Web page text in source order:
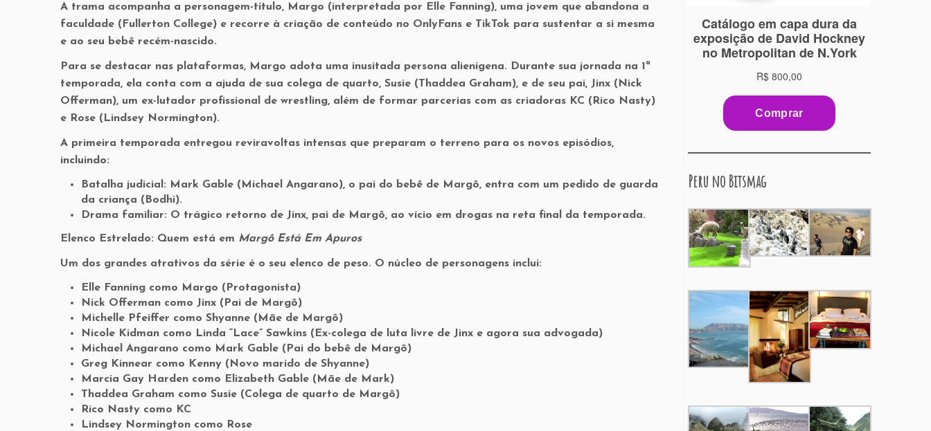
A trama acompanha a personagem-título, Margo (interpretada por Elle Fanning), uma jovem que abandona a
faculdade (Fullerton College) e recorre à criação de conteúdo no OnlyFans e TikTok para sustentar a si mesma
e ao seu bebê recém-nascido.
Para se destacar nas plataformas, Margo adota uma inusitada persona alienígena. Durante sua jornada na 1ª
temporada, ela conta com a ajuda de sua colega de quarto, Susie (Thaddea Graham), e de seu pai, Jinx (Nick
Offerman), um ex-lutador profissional de wrestling, além de formar parcerias com as criadoras KC (Rico Nasty)
e Rose (Lindsey Normington).
A primeira temporada entregou reviravoltas intensas que preparam o terreno para os novos episódios,
incluindo:
Batalha judicial: Mark Gable (Michael Angarano), o pai do bebê de Margô, entra com um pedido de guarda
da criança (Bodhi).
Drama familiar: O trágico retorno de Jinx, pai de Margô, ao vício em drogas na reta final da temporada.
Elenco Estrelado: Quem está em Margô Está Em Apuros
Um dos grandes atrativos da série é o seu elenco de peso. O núcleo de personagens inclui:
Elle Fanning como Margo (Protagonista)
Nick Offerman como Jinx (Pai de Margô)
Michelle Pfeiffer como Shyanne (Mãe de Margô)
Nicole Kidman como Linda “Lace” Sawkins (Ex-colega de luta livre de Jinx e agora sua advogada)
Michael Angarano como Mark Gable (Pai do bebê de Margô)
Greg Kinnear como Kenny (Novo marido de Shyanne)
Marcia Gay Harden como Elizabeth Gable (Mãe de Mark)
Thaddea Graham como Susie (Colega de quarto de Margô)
Rico Nasty como KC
Lindsey Normington como Rose
Peru no Bitsmag